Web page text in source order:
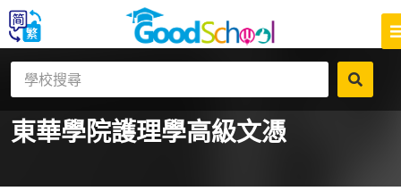
東華學院護理學高級文憑